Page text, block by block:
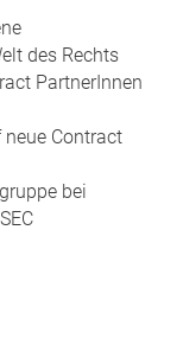
des Rechts
PartnerInnen
neue Contract
bei